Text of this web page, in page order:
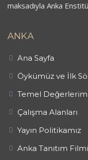
maksadıyla Anka
ANKA
Ana Sayfa
Öykümüz ve İlk
Temel
Çalışma Alanları
Yayın Politikamız
Anka Tanıtım Filmi